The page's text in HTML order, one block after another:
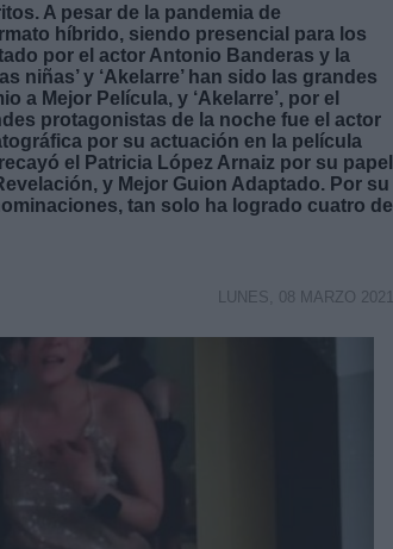
A pesar de la pandemia de
híbrido, siendo presencial para los
por el actor Antonio Banderas y la
niñas’ y ‘Akelarre’ han sido las grandes
a Mejor Película, y ‘Akelarre’, por el
protagonistas de la noche fue el actor
por su actuación en la película
el Patricia López Arnaiz por su papel
y Mejor Guion Adaptado. Por su
tan solo ha logrado cuatro de
LUNES, 08 MARZO 2021